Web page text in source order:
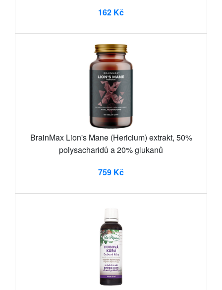
162 Kč
BrainMax Lion's Mane (Hericium) extrakt, 50%
polysacharidů a 20% glukanů
759 Kč